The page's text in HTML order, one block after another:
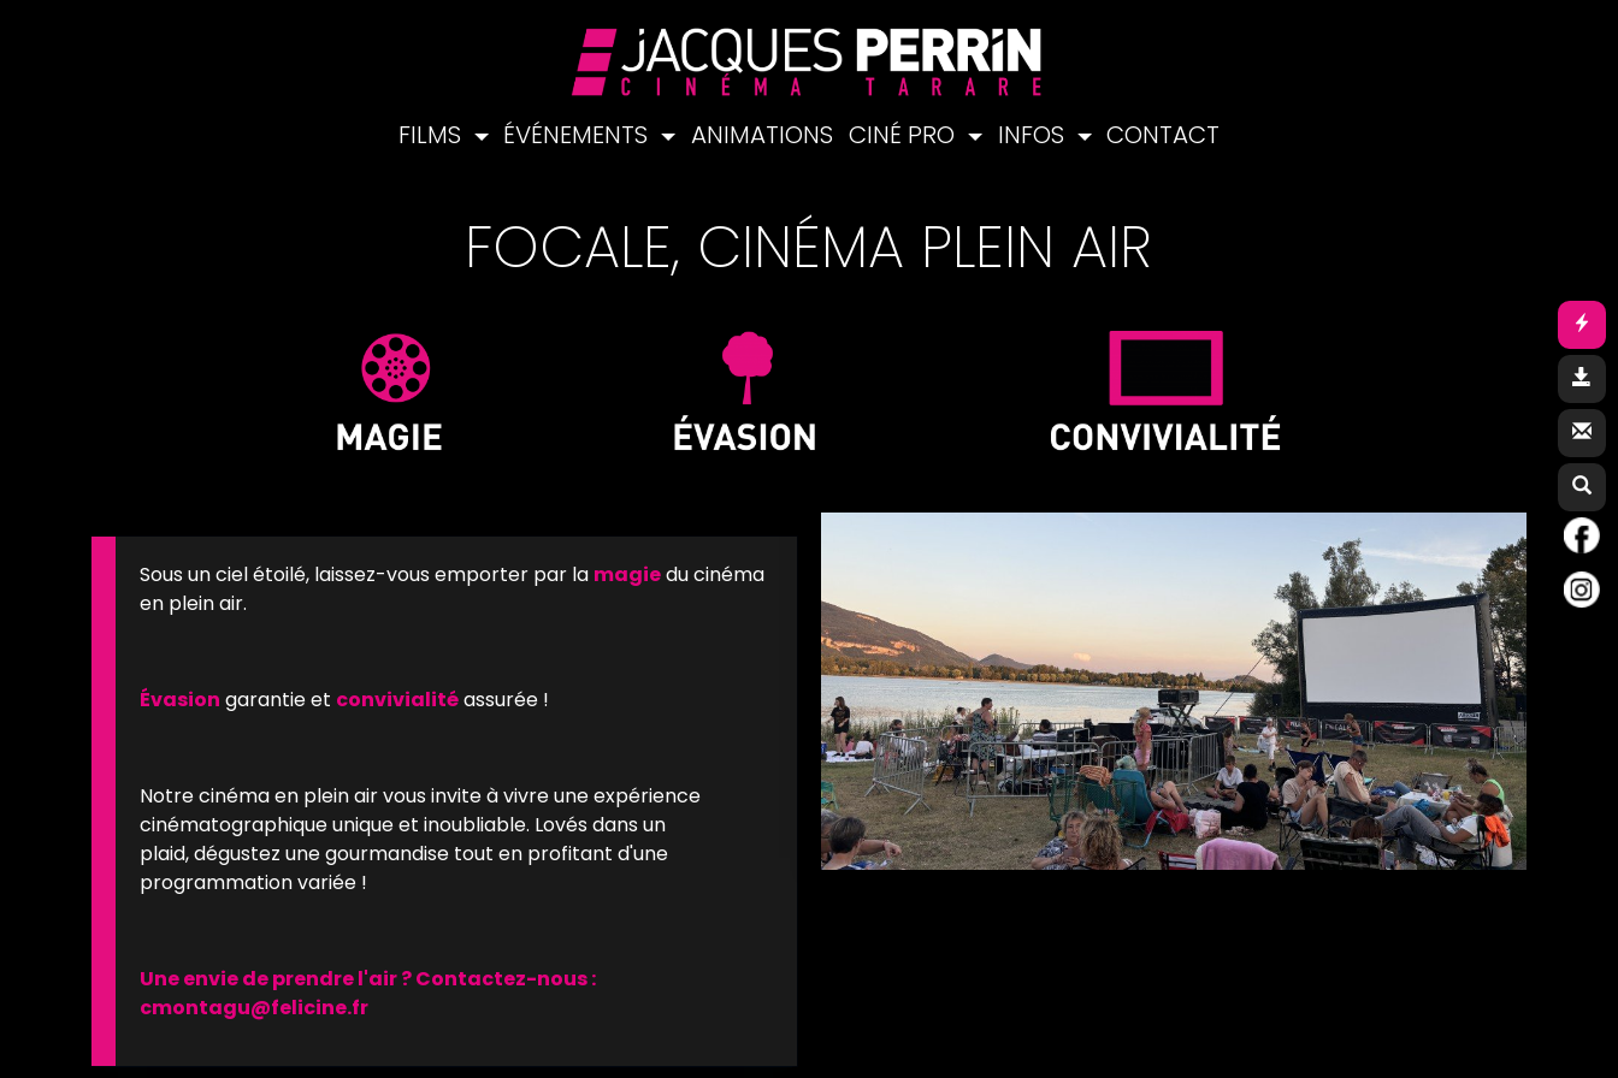
FILMS ÉVÉNEMENTS ANIMATIONS CINÉ PRO INFOS CONTACT
FOCALE, CINÉMA PLEIN AIR
Sous un ciel étoilé, laissez-vous emporter par la magiedu cinéma
en plein air.
Évasion garantie et convivialitéassurée !
Notre cinéma en plein air vous invite à vivre une expérience
cinématographique unique et inoubliable. Lovés dans un
plaid, dégustez une gourmandise tout en profitant d'une
programmation variée !
Une envie de prendre l'air ? Contactez-nous :
cmontagu@felicine.fr